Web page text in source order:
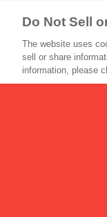
Do Not Sell
The website uses
sell or share
information, please